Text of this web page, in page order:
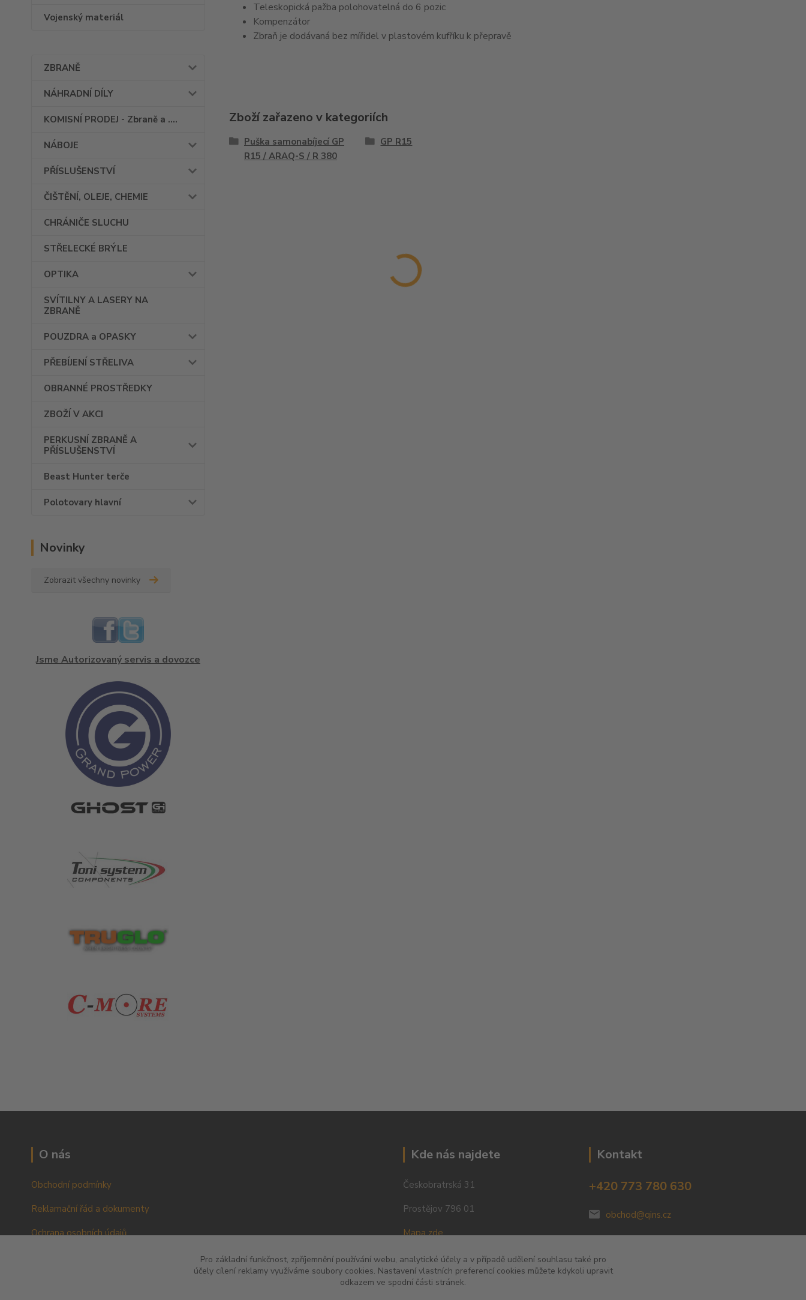
Vojenský materiál
ZBRANĚ
NÁHRADNÍ DÍLY
KOMISNÍ PRODEJ - Zbraně a ....
NÁBOJE
PŘÍSLUŠENSTVÍ
ČIŠTĚNÍ, OLEJE, CHEMIE
CHRÁNIČE SLUCHU
STŘELECKÉ BRÝLE
OPTIKA
SVÍTILNY A LASERY NA
ZBRANĚ
POUZDRA a OPASKY
PŘEBÍJENÍ STŘELIVA
OBRANNÉ PROSTŘEDKY
ZBOŽÍ V AKCI
PERKUSNÍ ZBRANĚ A
PŘÍSLUŠENSTVÍ
Beast Hunter terče
Polotovary hlavní
Novinky
Zobrazit všechny novinky
Jsme Autorizovaný servis a dovozce
Teleskopická pažba polohovatelná do 6 pozic
Kompenzátor
Zbraň je dodávaná bez mířidel v plastovém kufříku k přepravě
Zboží zařazeno v kategoriích
Puška samonabíjecí GP
R15 / ARAQ-S / R 380
GP R15
O nás
Obchodní podmínky
Reklamační řád a dokumenty
Ochrana osobních údajů
Kde nás najdete
Českobratrská 31
Prostějov 796 01
Mapa zde
Kontakt
+420 773 780 630
obchod@qins.cz
Pro základní funkčnost, zpříjemnění používání webu, analytické účely a v případě udělení souhlasu také pro
účely cílení reklamy využíváme soubory cookies. Nastavení vlastních preferencí cookies můžete kdykoli upravit
odkazem ve spodní části stránek.